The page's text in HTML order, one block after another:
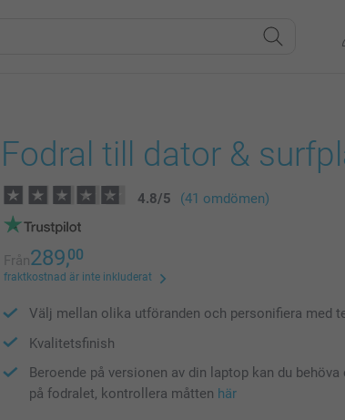
Fodral till dator &
4.8/5 (41 omdömen)
Från289,00
fraktkostnad är inte inkluderat
Välj mellan olika utföranden och personifiera med
Kvalitetsfinish
Beroende på versionen av din laptop kan du
på fodralet, kontrollera måtten här